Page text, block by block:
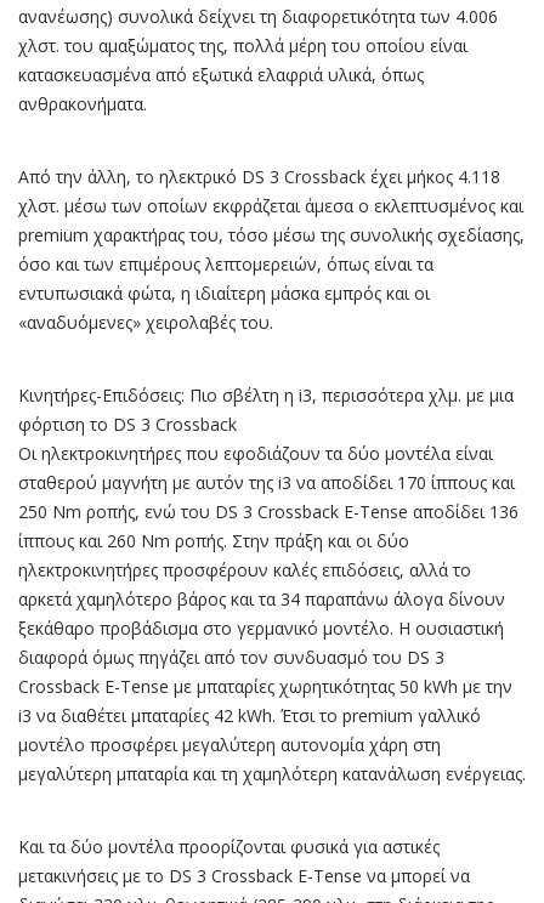
ανανέωσης) συνολικά δείχνει τη διαφορετικότητα των 4.006
χλστ. του αμαξώματος της, πολλά μέρη του οποίου είναι
κατασκευασμένα από εξωτικά ελαφριά υλικά, όπως
ανθρακονήματα.
Από την άλλη, το ηλεκτρικό DS 3 Crossback έχει μήκος 4.118
χλστ. μέσω των οποίων εκφράζεται άμεσα ο εκλεπτυσμένος και
premium χαρακτήρας του, τόσο μέσω της συνολικής σχεδίασης,
όσο και των επιμέρους λεπτομερειών, όπως είναι τα
εντυπωσιακά φώτα, η ιδιαίτερη μάσκα εμπρός και οι
«αναδυόμενες» χειρολαβές του.
Κινητήρες-Επιδόσεις: Πιο σβέλτη η i3, περισσότερα χλμ. με μια
φόρτιση το DS 3 Crossback
Οι ηλεκτροκινητήρες που εφοδιάζουν τα δύο μοντέλα είναι
σταθερού μαγνήτη με αυτόν της i3 να αποδίδει 170 ίππους και
250 Nm ροπής, ενώ του DS 3 Crossback E-Tense αποδίδει 136
ίππους και 260 Nm ροπής. Στην πράξη και οι δύο
ηλεκτροκινητήρες προσφέρουν καλές επιδόσεις, αλλά το
αρκετά χαμηλότερο βάρος και τα 34 παραπάνω άλογα δίνουν
ξεκάθαρο προβάδισμα στο γερμανικό μοντέλο. Η ουσιαστική
διαφορά όμως πηγάζει από τον συνδυασμό του DS 3
Crossback E-Tense με μπαταρίες χωρητικότητας 50 kWh με την
i3 να διαθέτει μπαταρίες 42 kWh. Έτσι το premium γαλλικό
μοντέλο προσφέρει μεγαλύτερη αυτονομία χάρη στη
μεγαλύτερη μπαταρία και τη χαμηλότερη κατανάλωση ενέργειας.
Και τα δύο μοντέλα προορίζονται φυσικά για αστικές
μετακινήσεις με το DS 3 Crossback E-Tense να μπορεί να